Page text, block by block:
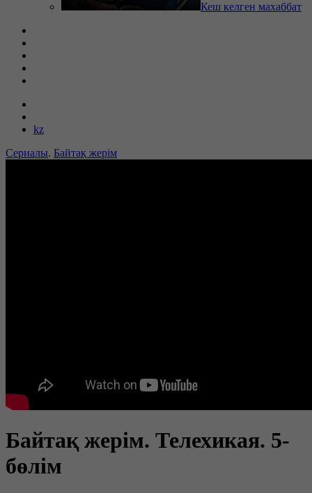
Кеш келген махаббат
kz
Сериалы. Байтақ жерім
Байтақ жерім. Телехикая. 5-
бөлім